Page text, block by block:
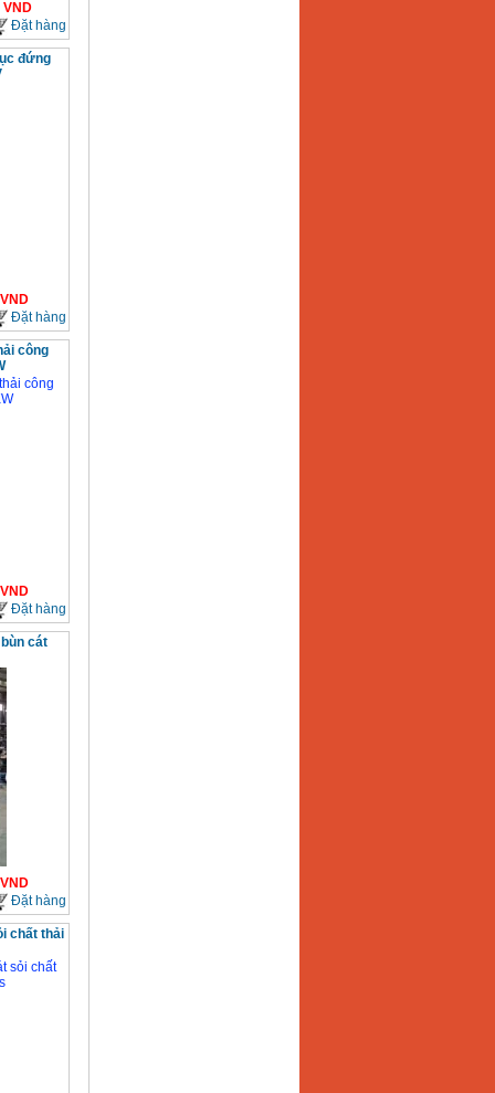
VND
Đặt hàng
đứng
Đặt hàng
công
Đặt hàng
cát
Đặt hàng
chất thải